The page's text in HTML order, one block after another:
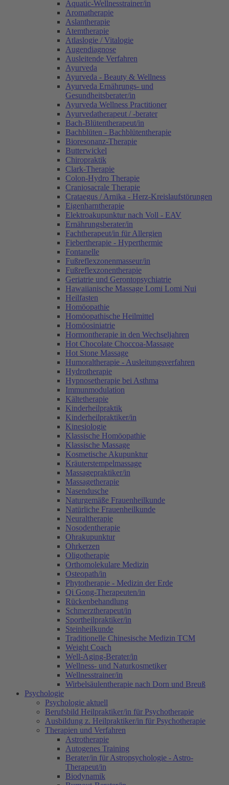
Aquatic-Wellnesstrainer/in
Aromatherapie
Aslantherapie
Atemtherapie
Atlaslogie / Vitalogie
Augendiagnose
Ausleitende Verfahren
Ayurveda
Ayurveda - Beauty & Wellness
Ayurveda Ernährungs- und
Gesundheitsberater/in
Ayurveda Wellness Practitioner
Ayurvedatherapeut / -berater
Bach-Blütentherapeut/in
Bachblüten - Bachblütentherapie
Bioresonanz-Therapie
Butterwickel
Chiropraktik
Clark-Therapie
Colon-Hydro Therapie
Craniosacrale Therapie
Crataegus / Arnika - Herz-Kreislaufstörungen
Eigenharntherapie
Elektroakupunktur nach Voll - EAV
Ernährungsberater/in
Fachtherapeut/in für Allergien
Fiebertherapie - Hyperthermie
Fontanelle
Fußreflexzonenmasseur/in
Fußreflexzonentherapie
Geriatrie und Gerontopsychiatrie
Hawaiianische Massage Lomi Lomi Nui
Heilfasten
Homöopathie
Homöopathische Heilmittel
Homöosiniatrie
Hormontherapie in den Wechseljahren
Hot Chocolate Choccoa-Massage
Hot Stone Massage
Humoraltherapie - Ausleitungsverfahren
Hydrotherapie
Hypnosetherapie bei Asthma
Immunmodulation
Kältetherapie
Kinderheilpraktik
Kinderheilpraktiker/in
Kinesiologie
Klassische Homöopathie
Klassische Massage
Kosmetische Akupunktur
Kräuterstempelmassage
Massagepraktiker/in
Massagetherapie
Nasendusche
Naturgemäße Frauenheilkunde
Natürliche Frauenheilkunde
Neuraltherapie
Nosodentherapie
Ohrakupunktur
Ohrkerzen
Oligotherapie
Orthomolekulare Medizin
Osteopath/in
Phytotherapie - Medizin der Erde
Qi Gong-Therapeuten/in
Rückenbehandlung
Schmerztherapeut/in
Sportheilpraktiker/in
Steinheilkunde
Traditionelle Chinesische Medizin TCM
Weight Coach
Well-Aging-Berater/in
Wellness- und Naturkosmetiker
Wellnesstrainer/in
Wirbelsäulentherapie nach Dorn und Breuß
Psychologie
Psychologie aktuell
Berufsbild Heilpraktiker/in für Psychotherapie
Ausbildung z. Heilpraktiker/in für Psychotherapie
Therapien und Verfahren
Astrotherapie
Autogenes Training
Berater/in für Astropsychologie - Astro-
Therapeut/in
Biodynamik